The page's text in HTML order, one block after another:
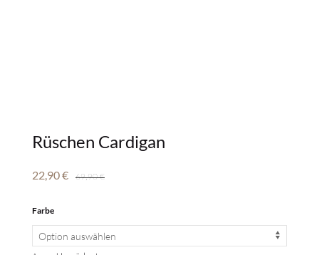
Rüschen Cardigan
22,90€ 69,90€
Farbe